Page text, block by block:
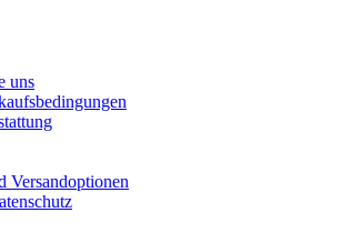
uns
Versandoptionen